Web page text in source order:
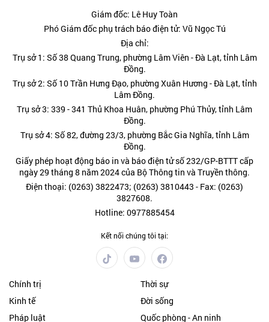
Giám đốc: Lê Huy Toàn
Phó Giám đốc phụ trách báo điện tử: Vũ Ngọc Tú
Địa chỉ:
Trụ sở 1: Số 38 Quang Trung, phường Lâm Viên - Đà Lạt, tỉnh Lâm
Đồng.
Trụ sở 2: Số 10 Trần Hưng Đạo, phường Xuân Hương - Đà Lạt, tỉnh
Lâm Đồng.
Trụ sở 3: 339 - 341 Thủ Khoa Huân, phường Phú Thủy, tỉnh Lâm
Đồng.
Trụ sở 4: Số 82, đường 23/3, phường Bắc Gia Nghĩa, tỉnh Lâm
Đồng.
Giấy phép hoạt động báo in và báo điện tử số 232/GP-BTTT cấp
ngày 29 tháng 8 năm 2024 của Bộ Thông tin và Truyền thông.
Điện thoại: (0263) 3822473; (0263) 3810443 - Fax: (0263)
3827608.
Hotline: 0977885454
Kết nối chúng tôi tại:
Chính trị
Thời sự
Kinh tế
Đời sống
Pháp luật
Quốc phòng - An ninh